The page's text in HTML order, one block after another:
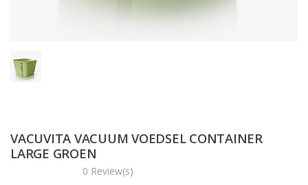
VACUVITA VACUUM VOEDSEL CONTAINER
LARGE GROEN
0 Review(s)